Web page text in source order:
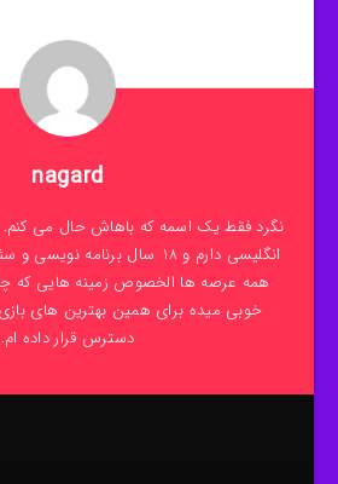
nagard
نگرد فقط یک اسمه که باهاش حال می کنم.
انگلیسی دارم و 18 سال برنامه
همه عرصه ها الخصوص زمینه هایی که
خوبی میده برای همین بهترین های بازی
دسترس قرار داده ام.